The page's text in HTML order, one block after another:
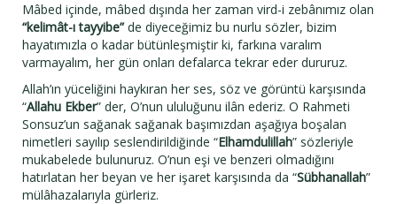
Mâbed içinde, mâbed dışında her zaman vird-i zebânımız olan
“kelimât-ı tayyibe”de diyeceğimiz bu nurlu sözler, bizim
hayatımızla o kadar bütünleşmiştir ki, farkına varalım
varmayalım, her gün onları defalarca tekrar eder dururuz.
Allah’ın yüceliğini haykıran her ses, söz ve görüntü karşısında
“Allahu Ekber” der, O’nun ululuğunu ilân ederiz. O Rahmeti
Sonsuz’un sağanak sağanak başımızdan aşağıya boşalan
nimetleri sayılıp seslendirildiğinde “Elhamdulillah” sözleriyle
mukabelede bulunuruz. O’nun eşi ve benzeri olmadığını
hatırlatan her beyan ve her işaret karşısında da “Sübhanallah”
mülâhazalarıyla gürleriz.